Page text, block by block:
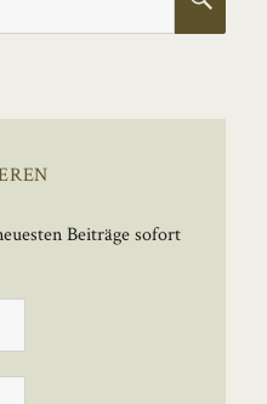
Beiträge sofort